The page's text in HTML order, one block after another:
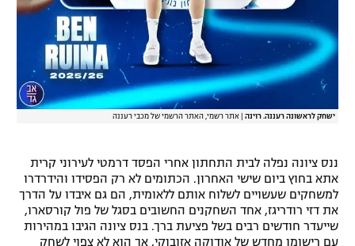
ישחק לראשונה רעננה. רוינה אתר רשמי, האתר הרשמי של מכבי רעננה
ננס ציונה נפלה לבית התחתון אחרי הפסד דרמטי לעירוני קרית
אתא בחוץ ביום שישי האחרון. הכתומים לא רק הפסידו והידרדרו
למשחקים שעשויים לשלוח אותם ללאומית, הם גם איבדו על הדרך
את דזי רודריגז, אחד השחקנים החשובים בסגל של פול קורסארו,
שייעדר חודשים רבים בשל פציעת ברך. בנס ציונה הגיבו במהירות
עם רישומו מחדש של אודוקה אזובוקי, אך הוא לא צפוי לשחק